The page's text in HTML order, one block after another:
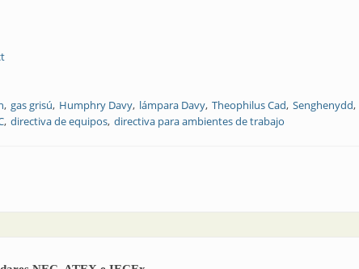
gas grisú Humphry Davy lámpara Davy Theophilus Cad Senghenydd
directiva de equipos directiva para ambientes de trabajo
los estándares NEC, ATEX e IECEx. Parte 2